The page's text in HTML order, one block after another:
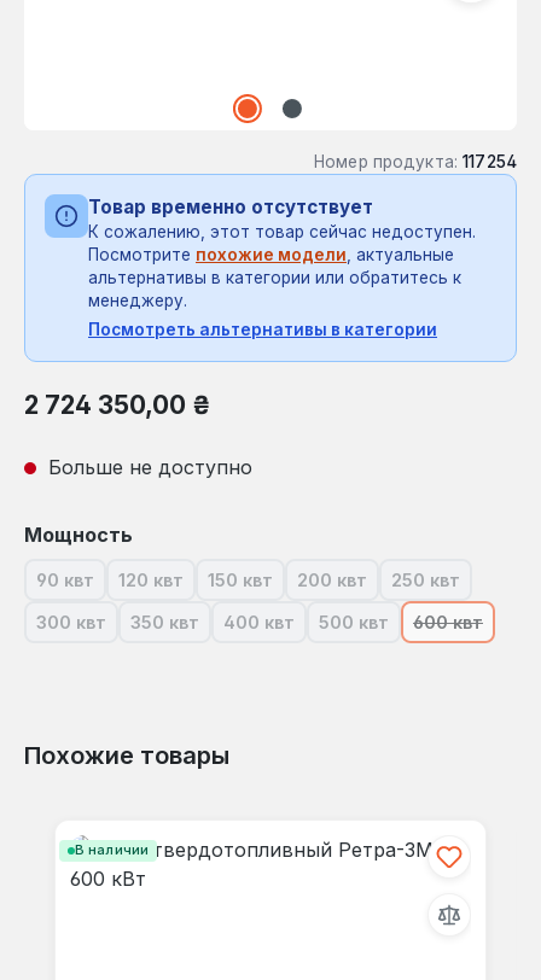
Номер продукта: 117254
Товар временно отсутствует
К сожалению, этот товар сейчас недоступен.
Посмотрите похожие модели, актуальные
альтернативы в категории или обратитесь к
менеджеру.
Посмотреть альтернативы в категории
Обычная цена:
2 724 350,00 ₴
Больше не доступно
Выберите
Мощность
90 квт(В настоящее время эта опция недоступна.)
120 квт(В настоящее время эта опция недоступна.)
150 квт(В настоящее время эта опция
200 квт(В настоящее время эта
250 квт
(В
300 квт(В настоящее время эта опция недоступна.)
350 квт(В настоящее время эта опция недоступна.)
400 квт(В настоящее время эта опция
500 квт(В настоящее время
600 квт
(В
Похожие товары
В наличии